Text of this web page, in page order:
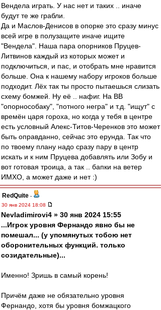
Вендела играть. У нас нет и таких .. иначе
будут те же грабли.
Да и Маслов-Денисов в опорке это сразу минус
всей игре в полузащите иначе ищите
"Вендела". Наша пара опорников Пруцев-
Литвинов каждый из которых может и
подключиться, и пас, и отобрать мне нравится
больше. Она к нашему набору игроков больше
подходит. Лёх так ты просто пытаешься слизать
схему бомжей. Ну её .. нафиг. На ВВ
"опорнособаку", "потного негра" и т.д. "ищут" с
времён царя гороха, но когда у тебя в центре
есть условный Алекс-Титов-Черенков это может
быть оправданно, сейчас это ерунда. Так что
по твоему плану надо сразу пару в центр
искать и к ним Пруцева добавлять или Зобу и
вот готовая троица, а так .. бапки на ветер
ИМХО, а может даже и нет :)
RedQuite -
30 янв 2024 18:08
Nevladimirovi4 » 30 янв 2024 15:55
...Игрок уровня Фернандо явно бы не
помешал... (у упомянутых тобою нет
оборонительных функций. только
созидательные)...
Именно! Зришь в самый корень!
Причём даже не обязательно уровня
Фернандо, хотя бы уровня бомжацкого